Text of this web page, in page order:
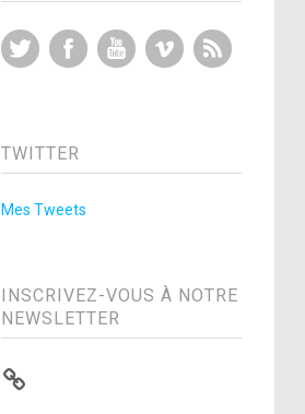
Twitter FacebookYouTubeVimeo
TWITTER
Mes Tweets
INSCRIVEZ-VOUS À NOTRE
NEWSLETTER